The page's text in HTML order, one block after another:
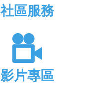
社區服務
影片專區